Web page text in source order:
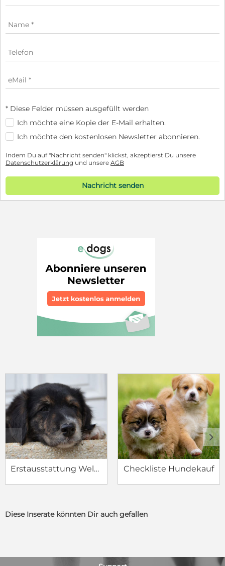
* Diese Felder müssen ausgefüllt werden
Ich möchte eine Kopie der E-Mail erhalten.
Ich möchte den kostenlosen Newsletter abonnieren.
Indem Du auf "Nachricht senden" klickst, akzeptierst Du unsere
Datenschutzerklärung und unsere AGB
Nachricht senden
Erstausstattung Welpe Checkliste Hundekauf
c d
Diese Inserate könnten Dir auch gefallen